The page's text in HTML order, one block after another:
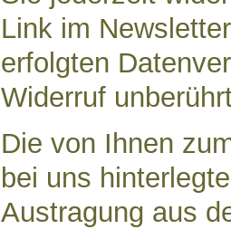
Link im
erfolgten
Widerruf
Die von Ihnen
bei uns
Austragung aus